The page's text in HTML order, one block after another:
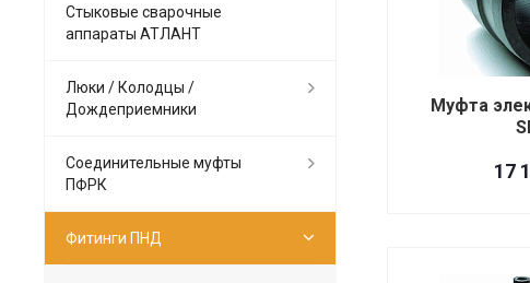
Муфта
17
Стыковые сварочные
аппараты АТЛАНТ
Люки / Колодцы /
Дождеприемники
Соединительные муфты
ПФРК
Фитинги ПНД